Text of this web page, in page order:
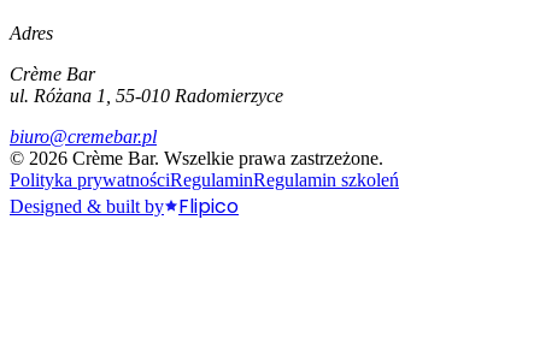
Adres
Crème Bar
ul. Różana 1, 55-010 Radomierzyce
biuro@cremebar.pl
© 2026 Crème Bar. Wszelkie prawa zastrzeżone.
Polityka prywatnościRegulaminRegulamin szkoleń
Designed & built by
Flipico